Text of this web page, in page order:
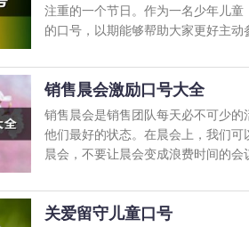
注重的一个节日。作为一名少年儿
的口号，以期能够帮助大家更好主动
销售晨会激励口号大全
销售晨会是销售团队每天必不可少
他们最好的状态。在晨会上，我们
晨会，不要让晨会变成浪费时间的会
关爱留守儿童口号